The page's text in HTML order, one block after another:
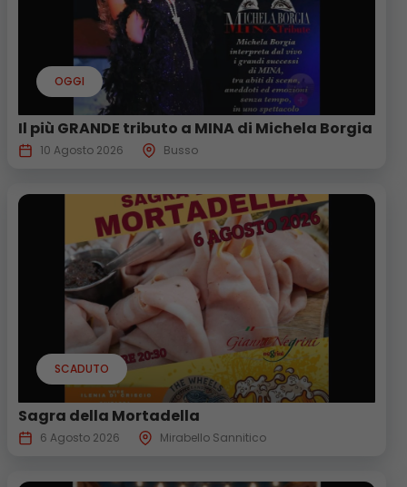
OGGI
Il più GRANDE tributo a MINA di Michela Borgia
10 Agosto 2026 Busso
SCADUTO
Sagra della Mortadella
6 Agosto 2026 Mirabello Sannitico